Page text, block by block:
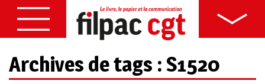
Archives de tags : S1520